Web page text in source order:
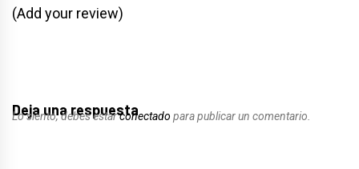
(Add your review)
Deja una respuesta
Lo siento, debes estarconectado para publicar un comentario.